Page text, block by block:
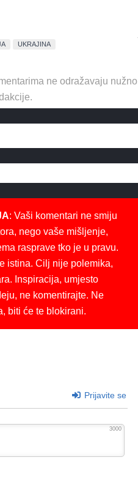
UKRAJINA
ne odražavaju nužno
: Vaši komentari ne smiju
nego vaše mišljenje,
rasprave tko je u pravu.
istina. Cilj nije polemika,
Inspiracija, umjesto
ne komentirajte. Ne
biti će te blokirani.
Prijavite se
3000